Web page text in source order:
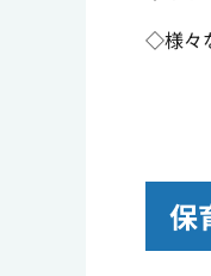
◇様々
保